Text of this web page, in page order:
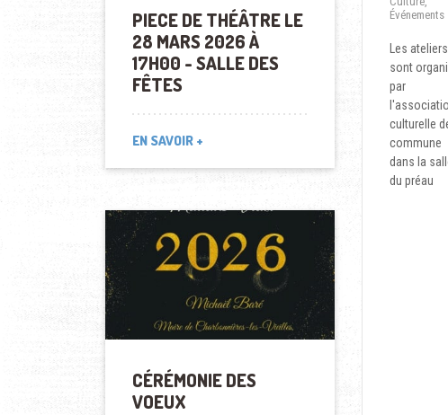
Événements
Les ateliers
sont
par
culturelle
commune
dans la
du préau
PIECE DE THÉÂTRE LE
28 MARS 2026 À
17H00 - SALLE DES
FÊTES
EN SAVOIR +
CÉRÉMONIE DES
VOEUX